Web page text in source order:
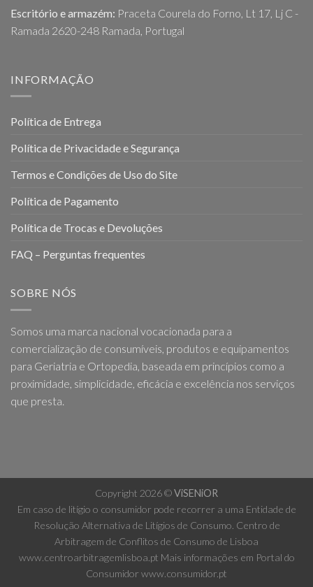
Escritório e armazém: Praceta Courela do Forno, Lt 17, Lj C -
Ramada 2620-248 Ramada, Portugal
INFORMAÇÃO
Política de Entrega
Política de Privacidade e Segurança
Termos e Condições de Uso do Site
Política de Pagamento
Política de Trocas e Devoluções
FAQ – Perguntas frequentes
SOBRE NÓS
Somos uma marca nacional vocacionada para a
comercialização de consumíveis, produtos e equipamentos
para Geriatria e Ortopedia, baseada em princípios como a
proximidade, simplicidade, eficácia e excelência nos serviços
que presta.
Copyright 2026 ©ViSENiOR
Em caso de litígio o consumidor pode recorrer a uma Entidade de
Resolução Alternativa de Litígios de Consumo. Centro de
Arbitragem de Conflitos de Consumo de Lisboa
www.centroarbitragemlisboa.pt Mais informações em Portal do
Consumidor www.consumidor.pt